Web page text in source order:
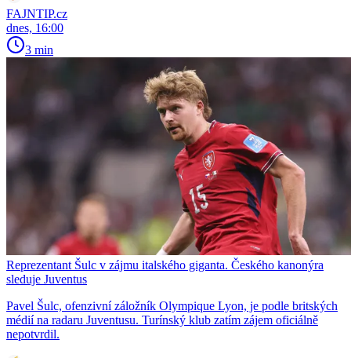
FAJNTIP.cz
dnes, 16:00
3 min
Reprezentant Šulc v zájmu italského giganta. Českého kanonýra
sleduje Juventus
Pavel Šulc, ofenzivní záložník Olympique Lyon, je podle britských
médií na radaru Juventusu. Turínský klub zatím zájem oficiálně
nepotvrdil.